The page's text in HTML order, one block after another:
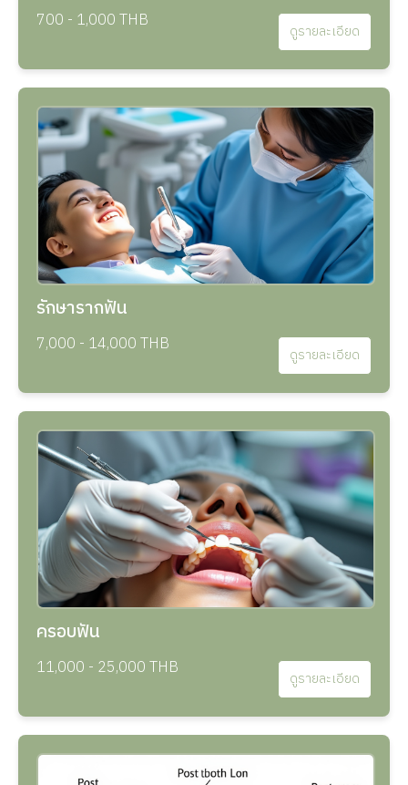
700 - 1,000 THB ดูรายละเอียด
รักษารากฟัน
7,000 - 14,000 THB ดูรายละเอียด
ครอบฟัน
11,000 - 25,000 THB ดูรายละเอียด